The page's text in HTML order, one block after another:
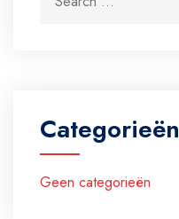
Categorieën
Geen categorieën